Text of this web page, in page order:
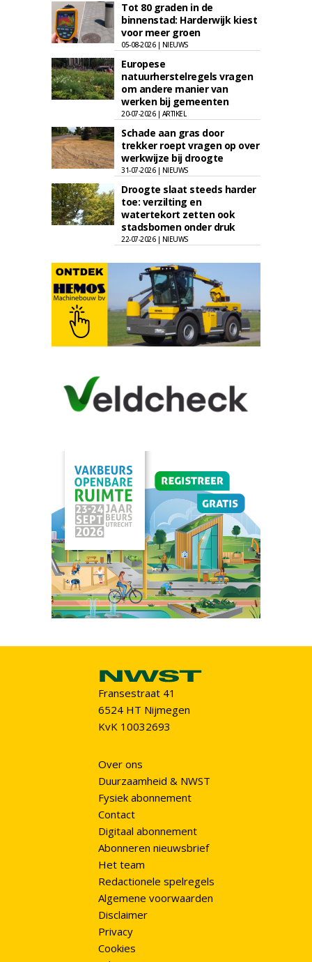
Tot 80 graden in de
binnenstad: Harderwijk kiest
voor meer groen
05-08-2026 | NIEUWS
Europese
natuurherstelregels vragen
om andere manier van
werken bij gemeenten
20-07-2026 | ARTIKEL
Schade aan gras door
trekker roept vragen op over
werkwijze bij droogte
31-07-2026 | NIEUWS
Droogte slaat steeds harder
toe: verzilting en
watertekort zetten ook
stadsbomen onder druk
22-07-2026 | NIEUWS
Fransestraat 41
6524 HT Nijmegen
KvK 10032693
Over ons
Duurzaamheid & NWST
Fysiek abonnement
Contact
Digitaal abonnement
Abonneren nieuwsbrief
Het team
Redactionele spelregels
Algemene voorwaarden
Disclaimer
Privacy
Cookies